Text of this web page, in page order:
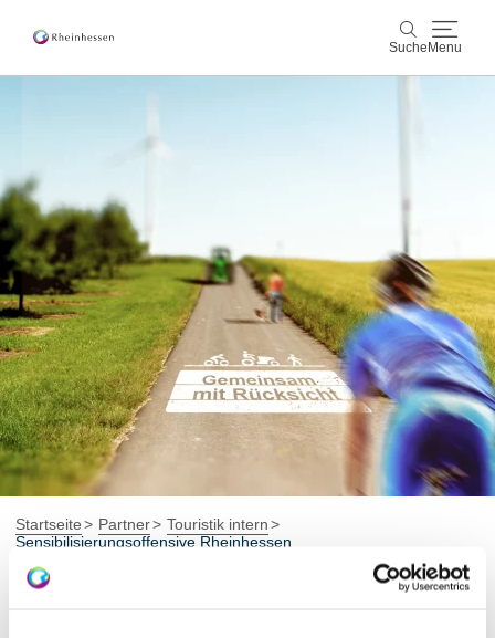
Suche Menu
Kultur & Städte
Veranstaltungen
Buchung & Service
ShopRheinhessen-Blog Karte
Startseite Partner
Touristik intern
Sensibilisierungsoffensive Rheinhessen